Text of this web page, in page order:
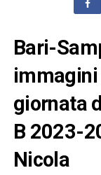
Bari-
giornata
B 2023-
Nicola